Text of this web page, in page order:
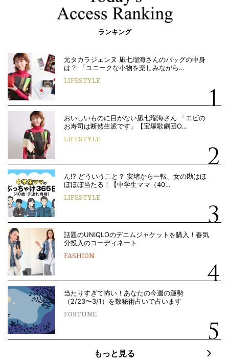
ランキング
元タカラジェンヌ 凪七瑠海さんのバッグの中身
は？ 「ユニークな小物を楽しみながら…
LIFESTYLE
おいしいものに目がない凪七瑠海さん 「エビの
お寿司は断然生派です」【宝塚歌劇団O…
LIFESTYLE
ん!? どういうこと？ 安堵から一転、女の勘はほ
ぼほぼ当たる！【中学生ママ（40…
LIFESTYLE
話題のUNIQLOのデニムジャケットを購入！春気
分投入のコーディネート
FASHION
当たりすぎて怖い！あなたの今週の運勢
（2/23〜3/1）を数秘術占いで占います
FORTUNE
もっと見る